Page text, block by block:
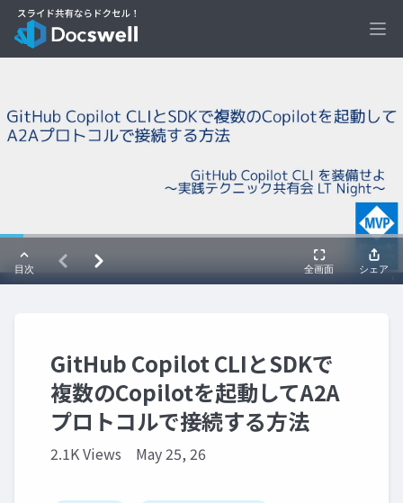
GitHub Copilot CLIとSDKで
複数のCopilotを起動してA2A
プロトコルで接続する方法
2.1K Views May 25, 26